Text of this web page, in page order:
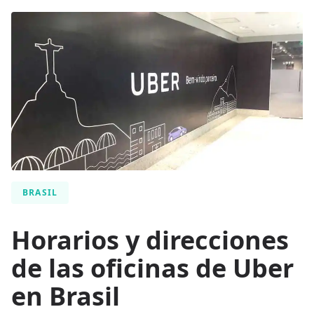
BRASIL
Horarios y direcciones
de las oficinas de Uber
en Brasil